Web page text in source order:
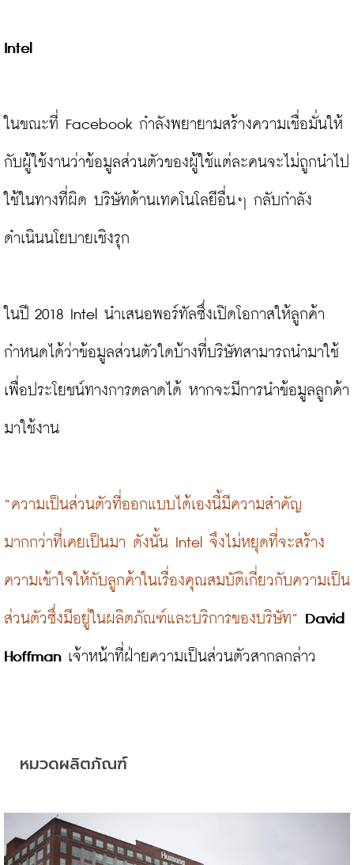
Intel
ในขณะที่ Facebook กำลังพยายามสร้างความเชื่อมั่นให้
กับผู้ใช้งานว่าข้อมูลส่วนตัวของผู้ใช้แต่ละคนจะไม่ถูกนำไป
ใช้ในทางที่ผิด บริษัทด้านเทคโนโลยีอื่นๆ กลับกำลัง
ดำเนินนโยบายเชิงรุก
ในปี 2018 Intel นำเสนอพอร์ทัลซึ่งเปิดโอกาสให้ลูกค้า
กำหนดได้ว่าข้อมูลส่วนตัวใดบ้างที่บริษัทสามารถนำมาใช้
เพื่อประโยชน์ทางการตลาดได้ หากจะมีการนำข้อมูลลูกค้า
มาใช้งาน
“ความเป็นส่วนตัวที่ออกแบบได้เองนี้มีความสำคัญ
มากกว่าที่เคยเป็นมา ดังนั้น Intel จึงไม่หยุดที่จะสร้าง
ความเข้าใจให้กับลูกค้าในเรื่องคุณสมบัติเกี่ยวกับความเป็น
ส่วนตัวซึ่งมีอยู่ในผลิตภัณฑ์และบริการของบริษัท” David
Hoffman เจ้าหน้าที่ฝ่ายความเป็นส่วนตัวสากลกล่าว
หมวดผลิตภัณฑ์